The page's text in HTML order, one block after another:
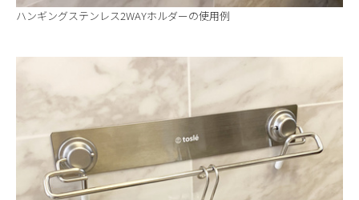
ハンギングステンレス2WAYホルダーの使用例